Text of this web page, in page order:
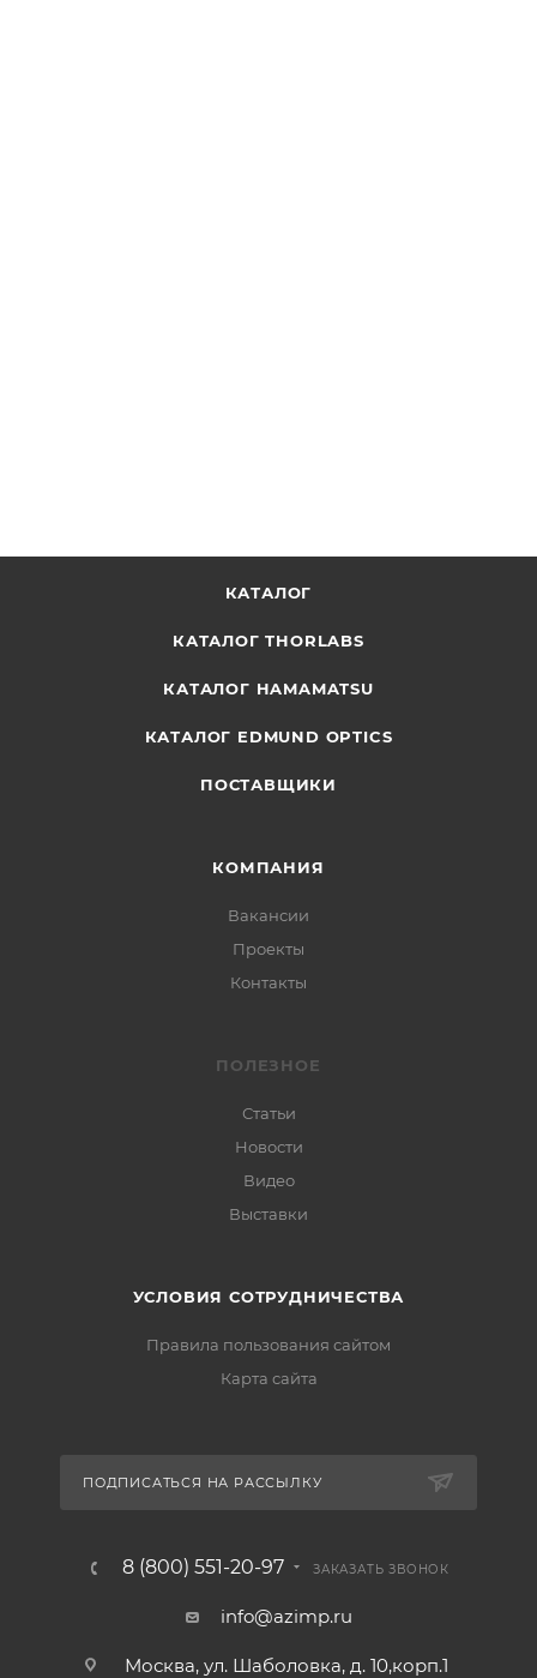
КАТАЛОГ
КАТАЛОГ THORLABS
КАТАЛОГ HAMAMATSU
КАТАЛОГ EDMUND OPTICS
ПОСТАВЩИКИ
КОМПАНИЯ
Вакансии
Проекты
Контакты
ПОЛЕЗНОЕ
Статьи
Новости
Видео
Выставки
УСЛОВИЯ СОТРУДНИЧЕСТВА
Правила пользования сайтом
Карта сайта
ПОДПИСАТЬСЯ НА РАССЫЛКУ
8 (800) 551-20-97 ЗАКАЗАТЬ ЗВОНОК
info@azimp.ru
Москва, ул. Шаболовка, д. 10,корп.1